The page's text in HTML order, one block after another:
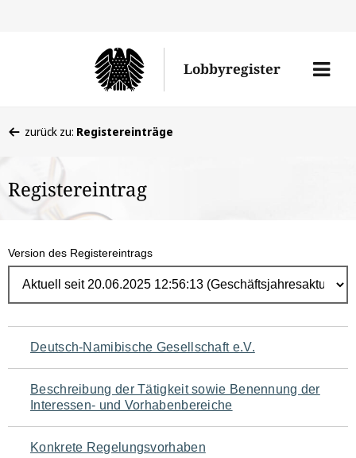
Lobbyregister
Menü
befinden
hier:
zurück zu: Registereinträge
Registereintrag
Version des Registereintrags
Navigation
für
den
Seiteninhalt
Deutsch-Namibische Gesellschaft e.V.
Beschreibung der Tätigkeit sowie Benennung der
Interessen- und Vorhabenbereiche
Konkrete Regelungsvorhaben